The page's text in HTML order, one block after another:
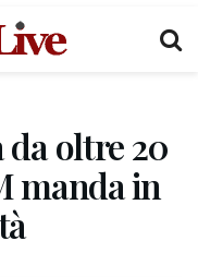
da oltre 20
manda in